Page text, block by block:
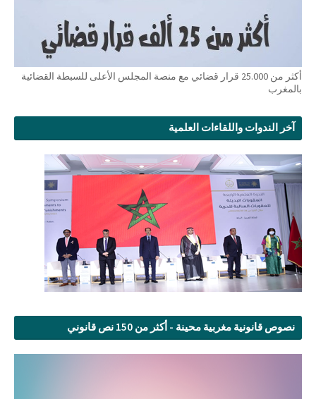
أكثر من 25.000 قرار قضائي مع منصة المجلس الأعلى للسبطة القضائية
بالمغرب
آخر الندوات واللقاءات العلمية
نصوص قانونية مغربية محينة - أكثر من 150 نص قانوني